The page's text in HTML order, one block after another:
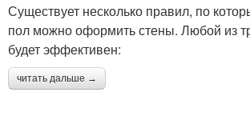
Существует несколько правил, по
пол можно оформить стены. Любой из
будет эффективен:
читать дальше →